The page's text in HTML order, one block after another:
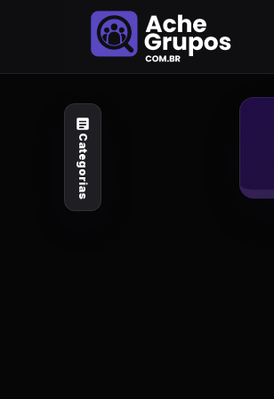
Explore por
assunto
Animais e Natureza
Arte e Design
Categorias